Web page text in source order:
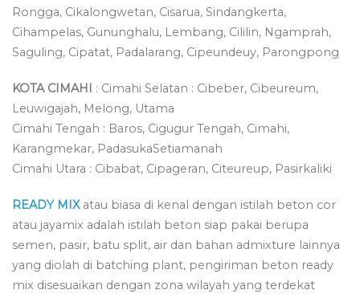
Rongga, Cikalongwetan, Cisarua, Sindangkerta,
Cihampelas, Gununghalu, Lembang, Cililin, Ngamprah,
Saguling, Cipatat, Padalarang, Cipeundeuy, Parongpong
KOTA CIMAHI : Cimahi Selatan : Cibeber, Cibeureum,
Leuwigajah, Melong, Utama
Cimahi Tengah : Baros, Cigugur Tengah, Cimahi,
Karangmekar, PadasukaSetiamanah
Cimahi Utara : Cibabat, Cipageran, Citeureup, Pasirkaliki
READY MIXatau biasa di kenal dengan istilah beton cor
atau jayamix adalah istilah beton siap pakai berupa
semen, pasir, batu split, air dan bahan admixture lainnya
yang diolah di batching plant, pengiriman beton ready
mix disesuaikan dengan zona wilayah yang terdekat